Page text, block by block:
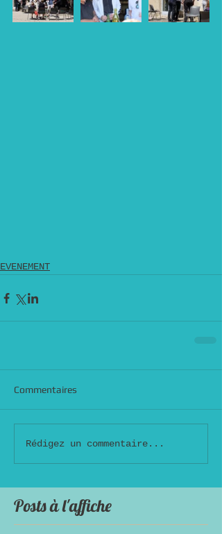
Posts à l'affiche
EVENEMENT
Commentaires
Rédigez un commentaire...